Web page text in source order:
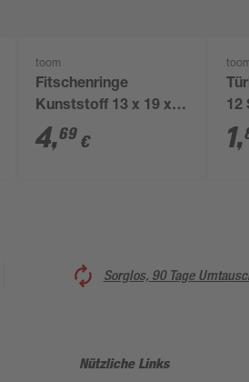
toom
Fitschenringe
Kunststoff 13 x 19 x 2
mm 14 Stück
4,69 €
12
1,
Sorglos, 90 Tage
Nützliche Links